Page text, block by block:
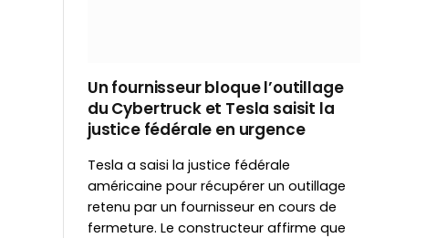
Un fournisseur bloque l’outillage
du Cybertruck et Tesla saisit la
justice fédérale en urgence
Tesla a saisi la justice fédérale
américaine pour récupérer un outillage
retenu par un fournisseur en cours de
fermeture. Le constructeur affirme que